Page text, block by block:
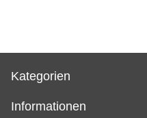
Kategorien
Informationen